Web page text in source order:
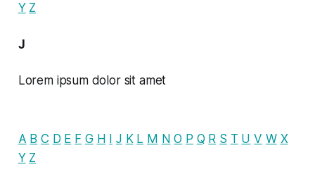
Y Z
J
Lorem ipsum dolor sit amet
A B C D E F G H J K L M N O P Q R S T U V W X
Y Z